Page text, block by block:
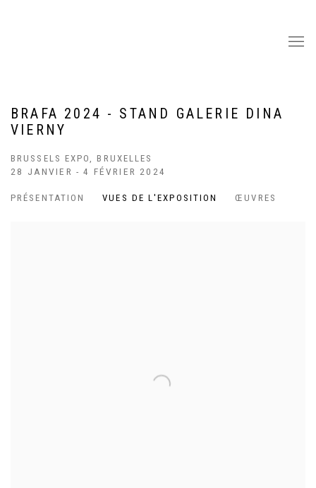
BRAFA 2024 - STAND GALERIE DINA
VIERNY
BRUSSELS EXPO, BRUXELLES
28 JANVIER - 4 FÉVRIER 2024
PRÉSENTATION VUES DE L'EXPOSITION ŒUVRES